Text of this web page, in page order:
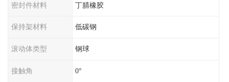
密封件材料 丁腈橡胶
保持架材料 低碳钢
滚动体类型 钢球
接触角 0°